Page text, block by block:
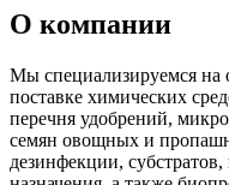
О компании
Мы специализируемся на
поставке химических
перечня удобрений,
семян овощных и
дезинфекции,